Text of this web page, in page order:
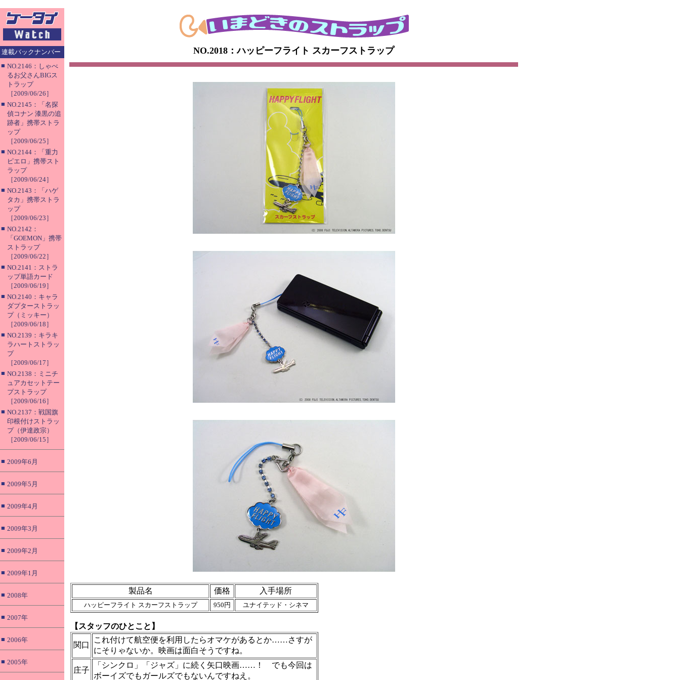
連載バックナンバー
■ NO.2146：しゃべ
るお父さんBIGス
トラップ
［2009/06/26］
■ NO.2145：「名探
偵コナン 漆黒の追
跡者」携帯ストラ
ップ
［2009/06/25］
■ NO.2144：「重力
ピエロ」携帯スト
ラップ
［2009/06/24］
■ NO.2143：「ハゲ
タカ」携帯ストラ
ップ
［2009/06/23］
■ NO.2142：
「GOEMON」携帯
ストラップ
［2009/06/22］
■ NO.2141：ストラ
ップ単語カード
［2009/06/19］
■ NO.2140：キャラ
ダプターストラッ
プ（ミッキー）
［2009/06/18］
■ NO.2139：キラキ
ラハートストラッ
プ
［2009/06/17］
■ NO.2138：ミニチ
ュアカセットテー
プストラップ
［2009/06/16］
■ NO.2137：戦国旗
印根付けストラッ
プ（伊達政宗）
［2009/06/15］
■ 2009年6月
■ 2009年5月
■ 2009年4月
■ 2009年3月
■ 2009年2月
■ 2009年1月
■ 2008年
■ 2007年
■ 2006年
■ 2005年
NO.2018：ハッピーフライト スカーフストラップ
製品名 価格 入手場所
ハッピーフライト スカーフストラップ 950円 ユナイテッド・シネマ
【スタッフのひとこと】
関口
これ付けて航空便を利用したらオマケがあるとか……さすが
にそりゃないか。映画は面白そうですね。
庄子
「シンクロ」「ジャズ」に続く矢口映画……！ でも今回は
ボーイズでもガールズでもないんですねえ。